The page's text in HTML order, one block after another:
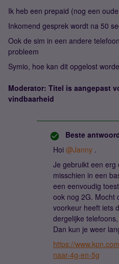
Ik heb een prepaid (nog een
Inkomend gesprek wordt na 50
Ook de sim in een andere
probleem
Symio, hoe kan dit opgelost
Moderator: Titel is aangepast
vindbaarheid
Beste
Hoi ​ @Janny .
Je gebruikt een erg
misschien in een
een eenvoudig
ook nog 2G. Mocht
voorkeur heeft iets
dergelijke
Dan kun je weer
https://
naar-4g-en-5g